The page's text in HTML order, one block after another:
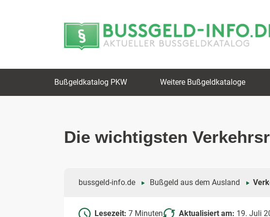
Bußgeldkatalog PKW Weitere Bußgeldkataloge
Die wichtigsten
bussgeld-info.de Bußgeld aus dem Ausland
Lesezeit: 7 Minuten Aktualisiert am: 19. Juli